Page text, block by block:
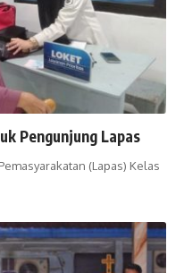
Pengunjung Lapas
(Lapas) Kelas